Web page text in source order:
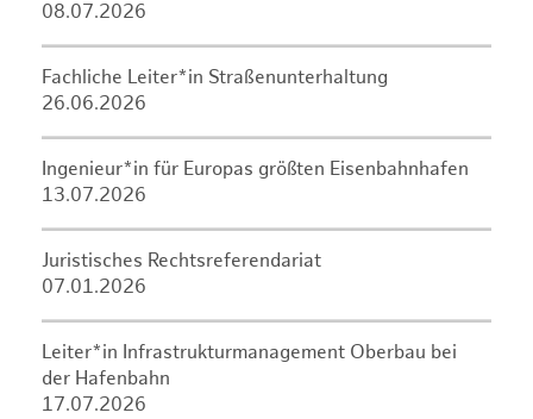
08.07.2026
Fachliche Leiter*in Straßenunterhaltung
26.06.2026
Ingenieur*in für Europas größten Eisenbahnhafen
13.07.2026
Juristisches Rechtsreferendariat
07.01.2026
Leiter*in Infrastrukturmanagement Oberbau bei
der Hafenbahn
17.07.2026